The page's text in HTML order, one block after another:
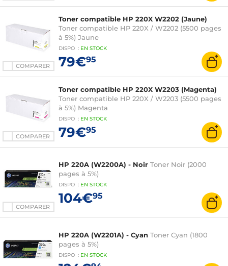
COMPARER
Toner compatible HP 220X W2202 (Jaune)
Toner compatible HP 220X / W2202 (5500 pages
à 5%) Jaune
DISPO : EN STOCK
79€95
COMPARER
Toner compatible HP 220X W2203 (Magenta)
Toner compatible HP 220X / W2203 (5500 pages
à 5%) Magenta
DISPO : EN STOCK
79€95
COMPARER
HP 220A (W2200A) - Noir Toner Noir (2000
pages à 5%)
DISPO : EN STOCK
104€95
HP 220A (W2201A) - Cyan Toner Cyan (1800
pages à 5%)
DISPO : EN STOCK